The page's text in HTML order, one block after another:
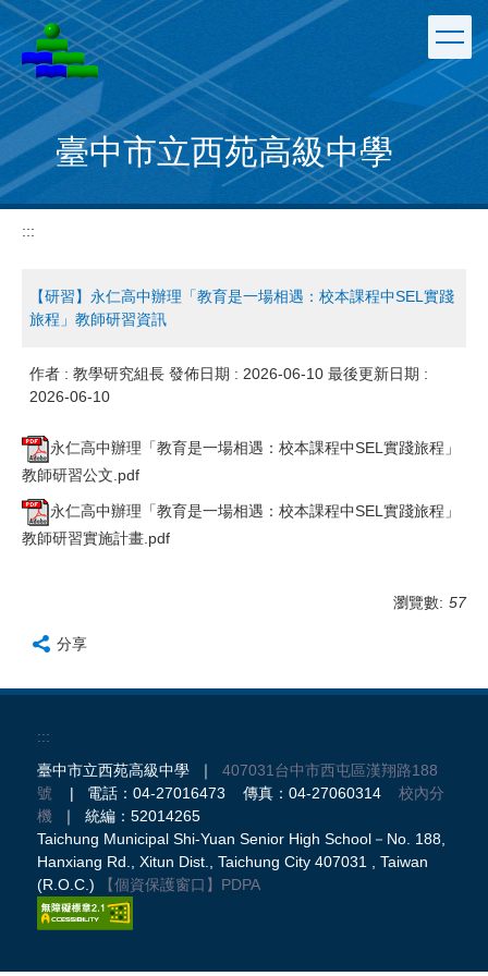
跳
到
主
要
內
容
區
臺中市立西苑高級中學
:::
【研習】永仁高中辦理「教育是一場相遇：校本課程中SEL實踐
旅程」教師研習資訊
作者 : 教學研究組長 發佈日期 : 2026-06-10 最後更新日期 :
2026-06-10
永仁高中辦理「教育是一場相遇：校本課程中SEL實踐旅程」
教師研習公文.pdf
永仁高中辦理「教育是一場相遇：校本課程中SEL實踐旅程」
教師研習實施計畫.pdf
瀏覽數: 57
分享
:::
臺中市立西苑高級中學 ｜ 407031台中市西屯區漢翔路188
號 | 電話：04-27016473 傳真：04-27060314 校內分
機 ｜ 統編：52014265
Taichung Municipal Shi-Yuan Senior High School－No. 188,
Hanxiang Rd., Xitun Dist., Taichung City 407031 , Taiwan
(R.O.C.)
【個資保護窗口】 PDPA